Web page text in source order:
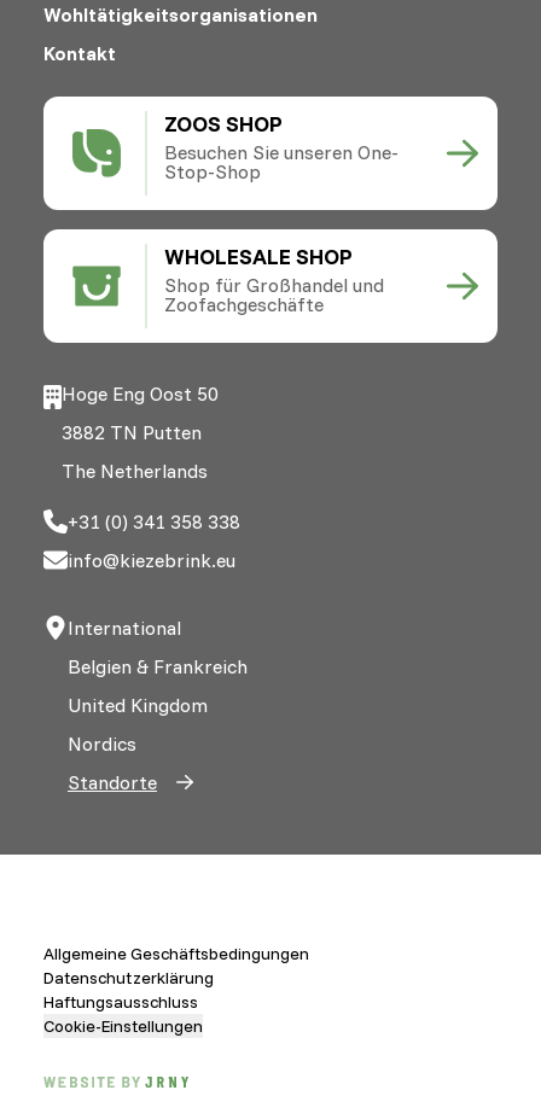
ZOOS SHOP
Besuchen Sie unseren One-
Stop-Shop
WHOLESALE SHOP
Shop für Großhandel und
Zoofachgeschäfte
Wohltätigkeitsorganisationen
Kontakt
Hoge Eng Oost 50
3882 TN Putten
The Netherlands
+31 (0) 341 358 338
info@kiezebrink.eu
International
Belgien & Frankreich
United Kingdom
Nordics
Standorte
Allgemeine Geschäftsbedingungen
Datenschutzerklärung
Haftungsausschluss
Cookie-Einstellungen